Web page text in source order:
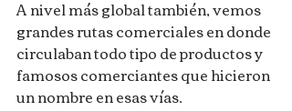
A nivel más global también, vemos
grandes rutas comerciales en donde
circulaban todo tipo de productos y
famosos comerciantes que hicieron
un nombre en esas vías.